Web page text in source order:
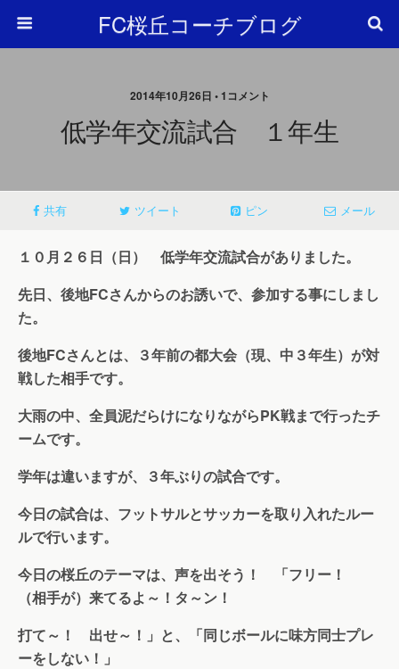
FC桜丘コーチブログ
2014年10月26日 • 1コメント
低学年交流試合 １年生
共有 ツイート ピン メール
１０月２６日（日） 低学年交流試合がありました。
先日、後地FCさんからのお誘いで、参加する事にしまし
た。
後地FCさんとは、３年前の都大会（現、中３年生）が対
戦した相手です。
大雨の中、全員泥だらけになりながらPK戦まで行ったチ
ームです。
学年は違いますが、３年ぶりの試合です。
今日の試合は、フットサルとサッカーを取り入れたルー
ルで行います。
今日の桜丘のテーマは、声を出そう！ 「フリー！
（相手が）来てるよ～！タ～ン！
打て～！ 出せ～！」と、「同じボールに味方同士プレ
ーをしない！」